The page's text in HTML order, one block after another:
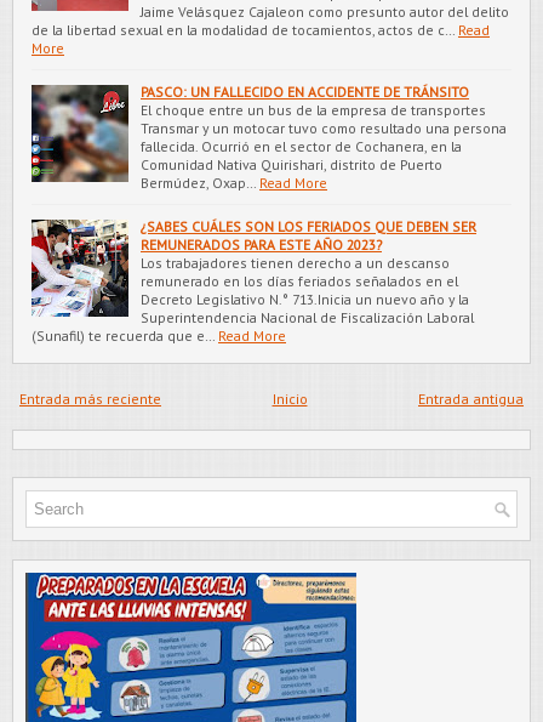
Jaime Velásquez Cajaleon como presunto autor del delito
de la libertad sexual en la modalidad de tocamientos, actos de c…
Read
More
PASCO: UN FALLECIDO EN ACCIDENTE DE TRÁNSITO
El choque entre un bus de la empresa de transportes
Transmar y un motocar tuvo como resultado una persona
fallecida. Ocurrió en el sector de Cochanera, en la
Comunidad Nativa Quirishari, distrito de Puerto
Bermúdez, Oxap…
Read More
¿SABES CUÁLES SON LOS FERIADOS QUE DEBEN SER
REMUNERADOS PARA ESTE AÑO 2023?
Los trabajadores tienen derecho a un descanso
remunerado en los días feriados señalados en el
Decreto Legislativo N.° 713.Inicia un nuevo año y la
Superintendencia Nacional de Fiscalización Laboral
(Sunafil) te recuerda que e…
Read More
Entrada más reciente Entrada antigua
Inicio